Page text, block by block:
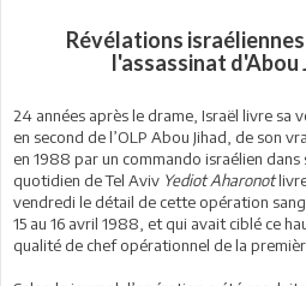
Révélations
l'assassinat d'Abou
24 années après le drame, Israël livre sa
en second de l’OLP Abou Jihad, de son
en 1988 par un commando israélien dans
quotidien de Tel Aviv Yediot Aharonot
vendredi le détail de cette opération
15 au 16 avril 1988, et qui avait ciblé ce
qualité de chef opérationnel de la